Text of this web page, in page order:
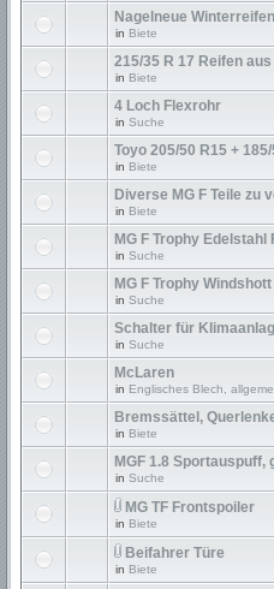
Nagelneue
in Biete
215/35 R 17 Reifen
in Biete
4 Loch Flexrohr
in Suche
Toyo 205/50 R15 +
in Biete
Diverse MG F Teile zu
in Biete
MG F Trophy
in Suche
MG F Trophy Windshott
in Suche
Schalter für
in Suche
McLaren
in Englisches Blech,
Bremssättel,
in Biete
MGF 1.8 Sportauspuff,
in Suche
MG TF Frontspoiler
in Biete
Beifahrer Türe
in Biete